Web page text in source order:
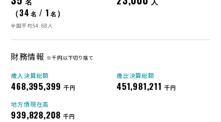
（34 名 / 1 名 ）
全国平均54.68人
財務情報 ※千円以下切り捨て
歳入決算総額
468,395,399 千円
歳出決算総額
451,981,211 千円
地方債現在高
939,828,208 千円